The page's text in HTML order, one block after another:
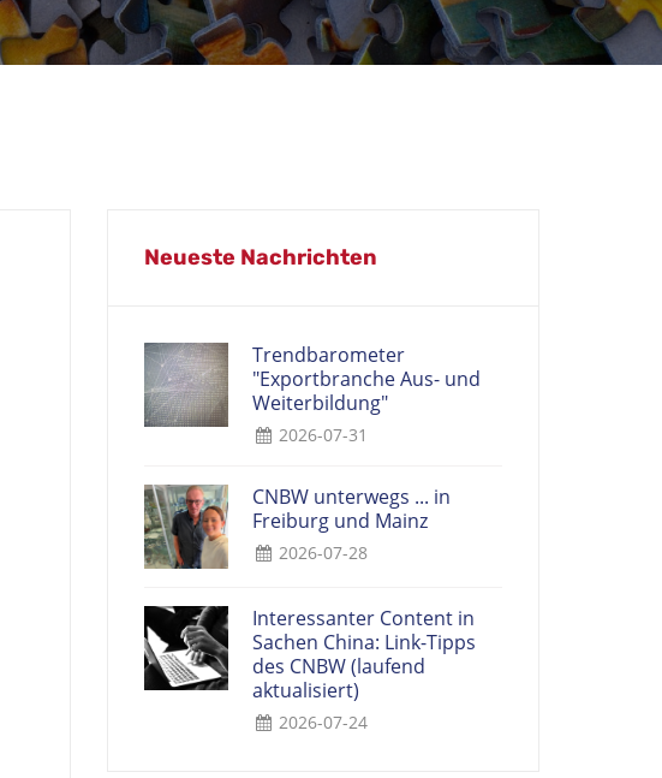
Neueste Nachrichten
Trendbarometer
"Exportbranche Aus- und
Weiterbildung"
2026-07-31
CNBW unterwegs ... in
Freiburg und Mainz
2026-07-28
Interessanter Content in
Sachen China: Link-Tipps
des CNBW (laufend
aktualisiert)
2026-07-24